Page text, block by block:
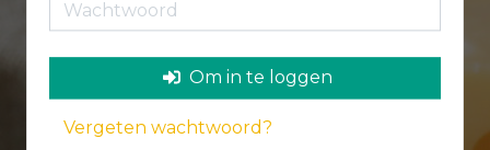
Om in te loggen
Vergeten wachtwoord?